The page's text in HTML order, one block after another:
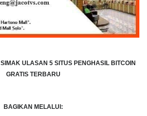
SIMAK ULASAN 5 SITUS PENGHASIL BITCOIN
GRATIS TERBARU
BAGIKAN MELALUI: